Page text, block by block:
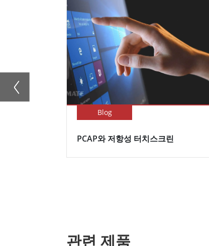
Blog
PCAP와 저항성 터치스크린
관련 제품